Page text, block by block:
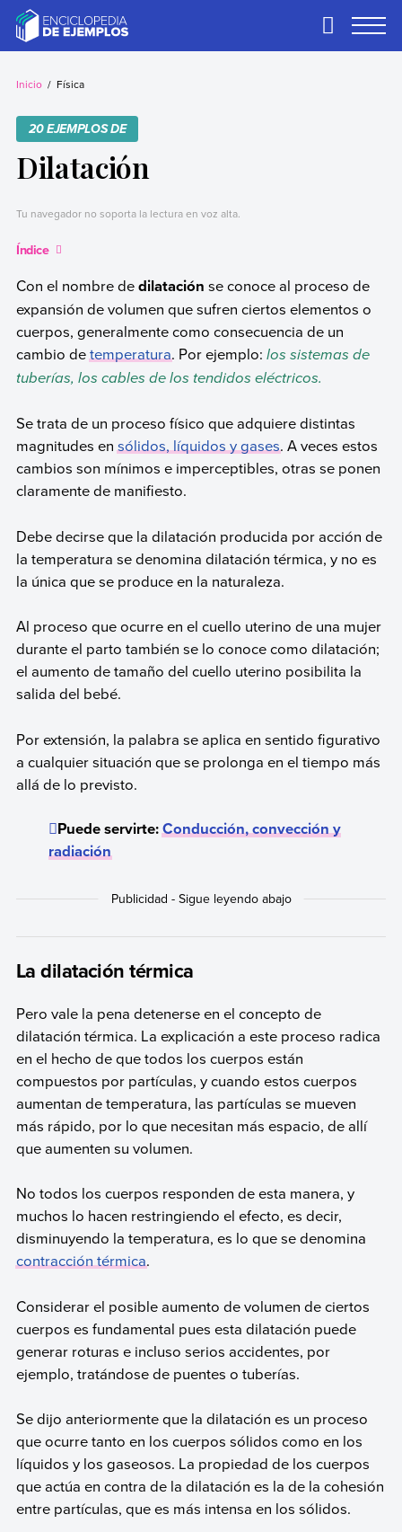
contentEjemplos
Necesitas ejemplos.
Primary
Inicio Física
20 EJEMPLOS DE
Dilatación
Tu navegador no soporta la lectura en voz alta.
Índice
Con el nombre dedilatación se conoce al proceso de
expansión de volumen que sufren ciertos elementos o
cuerpos, generalmente como consecuencia de un
cambio detemperatura. Por ejemplo: los sistemas de
tuberías, los cables de los tendidos eléctricos.
Se trata de un proceso físico que adquiere distintas
magnitudes ensólidos, líquidos y gases. A veces estos
cambios son mínimos e imperceptibles, otras se ponen
claramente de manifiesto.
Debe decirse que la dilatación producida por acción de
la temperatura se denomina dilatación térmica, y no es
la única que se produce en la naturaleza.
Al proceso que ocurre en el cuello uterino de una mujer
durante el parto también se lo conoce como dilatación;
el aumento de tamaño del cuello uterino posibilita la
salida del bebé.
Por extensión, la palabra se aplica en sentido figurativo
a cualquier situación que se prolonga en el tiempo más
allá de lo previsto.
Puede servirte:Conducción, convección y
radiación
La dilatación térmica
Pero vale la pena detenerse en el concepto de
dilatación térmica. La explicación a este proceso radica
en el hecho de que todos los cuerpos están
compuestos por partículas, y cuando estos cuerpos
aumentan de temperatura, las partículas se mueven
más rápido, por lo que necesitan más espacio, de allí
que aumenten su volumen.
No todos los cuerpos responden de esta manera, y
muchos lo hacen restringiendo el efecto, es decir,
disminuyendo la temperatura, es lo que se denomina
contracción térmica.
Considerar el posible aumento de volumen de ciertos
cuerpos es fundamental pues esta dilatación puede
generar roturas e incluso serios accidentes, por
ejemplo, tratándose de puentes o tuberías.
Se dijo anteriormente que la dilatación es un proceso
que ocurre tanto en los cuerpos sólidos como en los
líquidos y los gaseosos. La propiedad de los cuerpos
que actúa en contra de la dilatación es la de la cohesión
entre partículas, que es más intensa en los sólidos.